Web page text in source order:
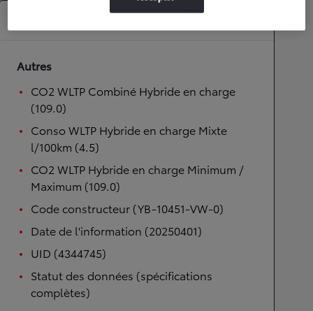
Autres
CO2 WLTP Combiné Hybride en charge
(109.0)
Conso WLTP Hybride en charge Mixte
l/100km (4.5)
CO2 WLTP Hybride en charge Minimum /
Maximum (109.0)
Code constructeur (YB-10451-VW-0)
Date de l'information (20250401)
UID (4344745)
Statut des données (spécifications
complètes)